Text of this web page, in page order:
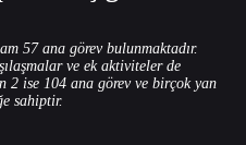
57 ana görev bulunmaktadır.
ve ek aktiviteler de
2 ise 104 ana görev ve birçok yan
sahiptir.